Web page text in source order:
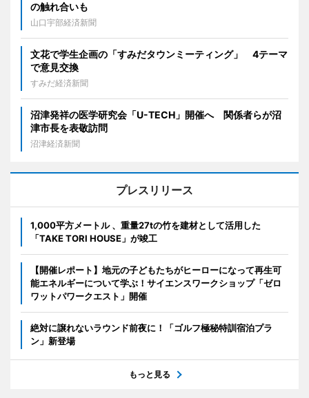
の触れ合いも
山口宇部経済新聞
文花で学生企画の「すみだタウンミーティング」 4テーマ
で意見交換
すみだ経済新聞
沼津発祥の医学研究会「U-TECH」開催へ 関係者らが沼
津市長を表敬訪問
沼津経済新聞
プレスリリース
1,000平方メートル 、重量27tの竹を建材として活用した
「TAKE TORI HOUSE」が竣工
【開催レポート】地元の子どもたちがヒーローになって再生可
能エネルギーについて学ぶ！サイエンスワークショップ「ゼロ
ワットパワークエスト」開催
絶対に譲れないラウンド前夜に！「ゴルフ極秘特訓宿泊プラ
ン」新登場
もっと見る